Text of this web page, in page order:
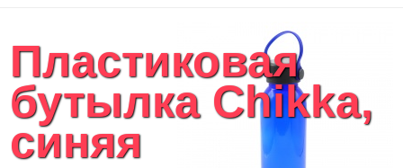
Пластиковая
бутылка Chikka,
синяя